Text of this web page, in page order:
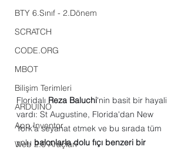
BTY 6.Sınıf - 2.Dönem
SCRATCH
CODE.ORG
MBOT
Bilişim Terimleri
ARDUINO
App Inventor
Web 2.0 Araçları
Floridalı Reza Baluchi'nin basit bir hayali
vardı: St Augustine, Florida'dan New
York'a seyahat etmek ve bu sırada tüm
yolu balonlarla dolu fıçı benzeri bir